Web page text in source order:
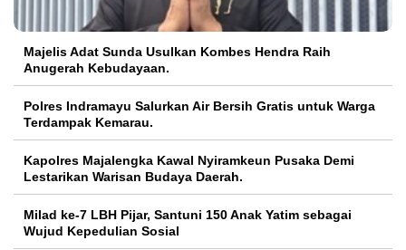
Majelis Adat Sunda Usulkan Kombes Hendra Raih
Anugerah Kebudayaan.
Polres Indramayu Salurkan Air Bersih Gratis untuk Warga
Terdampak Kemarau.
Kapolres Majalengka Kawal Nyiramkeun Pusaka Demi
Lestarikan Warisan Budaya Daerah.
Milad ke-7 LBH Pijar, Santuni 150 Anak Yatim sebagai
Wujud Kepedulian Sosial